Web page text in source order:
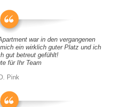
war in den vergangenen
ein wirklich guter Platz und ich
gut betreut gefühlt!
für Ihr Team
D. Pink